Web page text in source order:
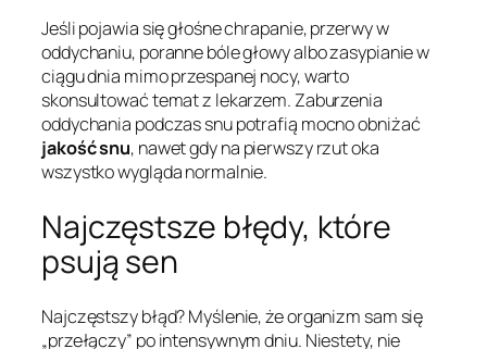
Jeśli pojawia się głośne chrapanie, przerwy w
oddychaniu, poranne bóle głowy albo zasypianie w
ciągu dnia mimo przespanej nocy, warto
skonsultować temat z lekarzem. Zaburzenia
oddychania podczas snu potrafią mocno obniżać
jakość snu, nawet gdy na pierwszy rzut oka
wszystko wygląda normalnie.
Najczęstsze błędy, które
psują sen
Najczęstszy błąd? Myślenie, że organizm sam się
„przełączy” po intensywnym dniu. Niestety, nie